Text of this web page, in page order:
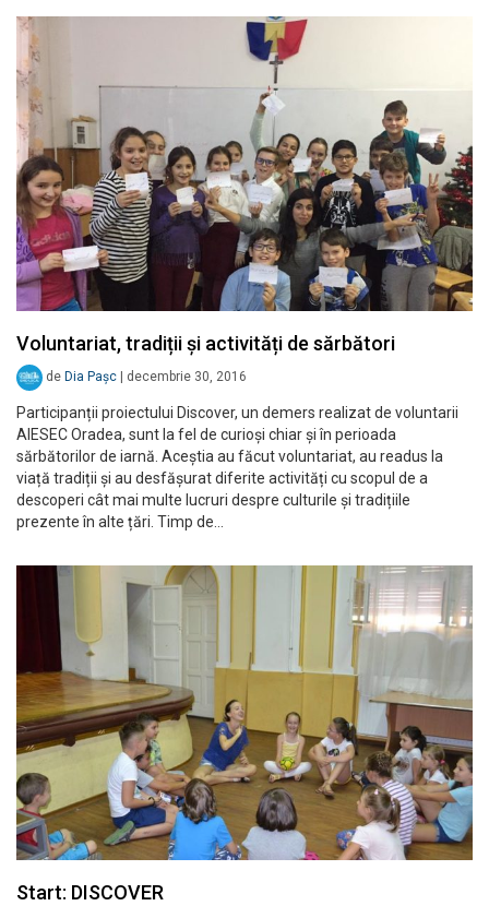
Voluntariat, tradiții și activități de sărbători
de Dia Pașc decembrie 30, 2016
Participanții proiectului Discover, un demers realizat de voluntarii
AIESEC Oradea, sunt la fel de curioși chiar și în perioada
sărbătorilor de iarnă. Aceștia au făcut voluntariat, au readus la
viață tradiții și au desfășurat diferite activități cu scopul de a
descoperi cât mai multe lucruri despre culturile și tradițiile
prezente în alte țări. Timp de…
Start: DISCOVER